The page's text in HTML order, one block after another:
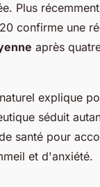
Plus
confirme une
après
explique
séduit
santé pour
et d'anxiété.